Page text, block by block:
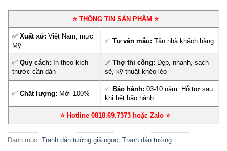
⭐ THÔNG TIN SẢN PHẨM ⭐
✅Xuất xứ: Việt Nam, mực
Mỹ
✅Tư vấn mẫu: Tận nhà khách hàng
✅Quy cách: In theo kích
thước cần dán
✅Thợ thi công: Đẹp, nhanh, sạch
sẽ, kỹ thuật khéo léo
✅Chất lượng: Mới 100%
✅ Bảo hành: 03-10 năm. Hỗ trợ sau
khi hết bảo hành
⭐ Hotline 0818.69.7373 hoặc Zalo ⭐
Danh mục: Tranh dán tường giả ngọc Tranh dán tường